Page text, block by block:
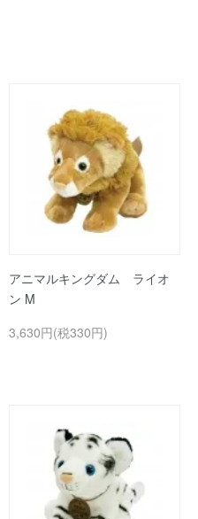
アニマルキングダム ライオ
ン M
3,630円(税330円)